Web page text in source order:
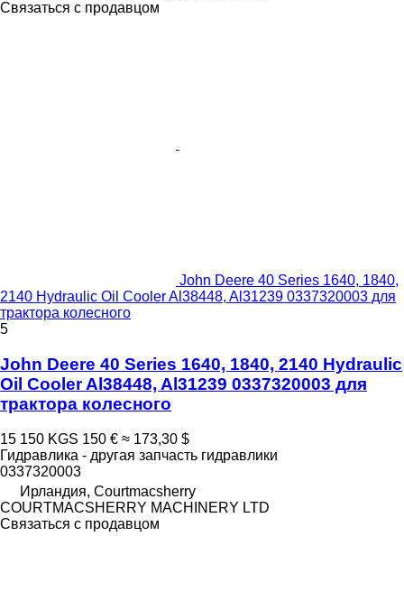
Связаться с продавцом
John Deere 40 Series 1640, 1840,
2140 Hydraulic Oil Cooler Al38448, Al31239 0337320003 для
трактора колесного
5
John Deere 40 Series 1640, 1840, 2140 Hydraulic
Oil Cooler Al38448, Al31239 0337320003 для
трактора колесного
15 150 KGS 150 € ≈ 173,30 $
Гидравлика - другая запчасть гидравлики
0337320003
Ирландия, Courtmacsherry
COURTMACSHERRY MACHINERY LTD
Связаться с продавцом